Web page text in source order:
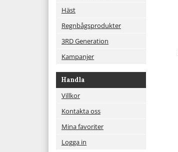
Häst
Regnbågsprodukter
3RD Generation
Kampanjer
Handla
Villkor
Kontakta oss
Mina favoriter
Logga in